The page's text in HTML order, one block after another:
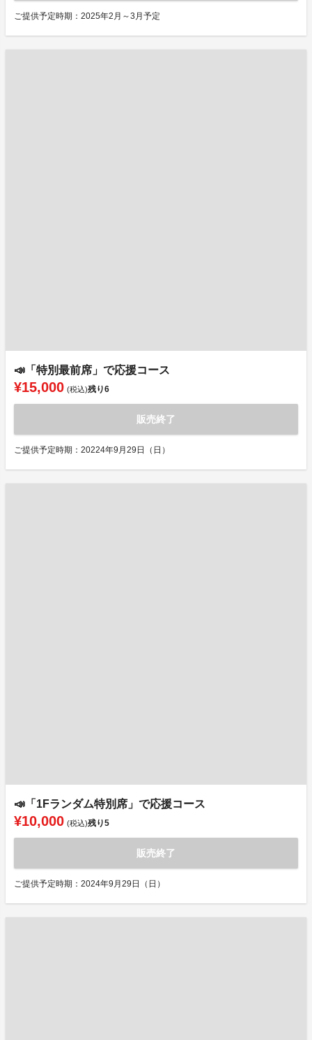
ご提供予定時期：2025年2月～3月予定
📣「特別最前席」で応援コース
¥15,000 (税込)残り6
販売終了
ご提供予定時期：20224年9月29日（日）
📣「1Fランダム特別席」で応援コース
¥10,000 (税込)残り5
販売終了
ご提供予定時期：2024年9月29日（日）